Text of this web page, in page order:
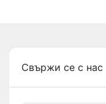
Свържи се с нас